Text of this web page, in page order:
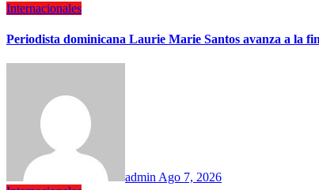
Internacionales
Periodista dominicana Laurie Marie Santos avanza a la
admin Ago 7, 2026